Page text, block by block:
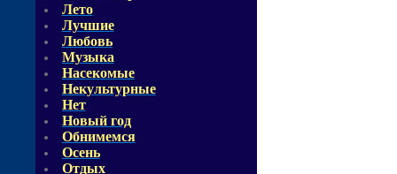
Лето
Лучшие
Любовь
Музыка
Насекомые
Некультурные
Нет
Новый год
Обнимемся
Осень
Отдых